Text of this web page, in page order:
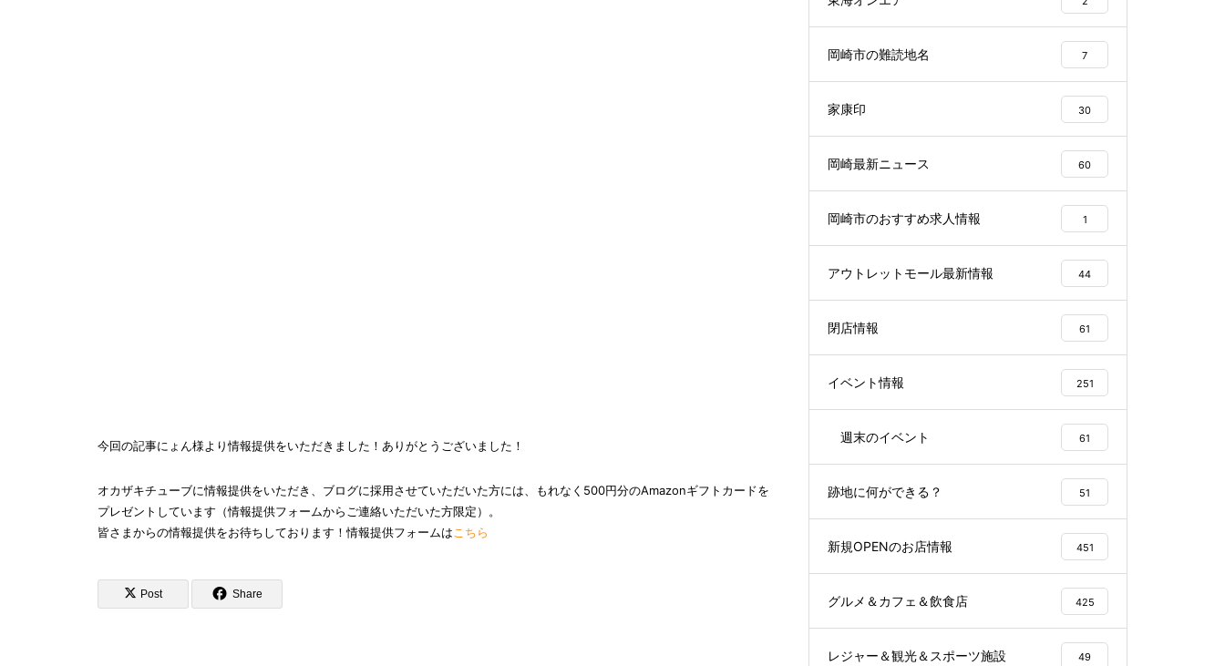
今回の記事にょん様より情報提供をいただきました！ありがとうございました！
オカザキチューブに情報提供をいただき、ブログに採用させていただいた方には、もれなく500円分のAmazonギフトカードを
プレゼントしています（情報提供フォームからご連絡いただいた方限定）。
皆さまからの情報提供をお待ちしております！情報提供フォームはこちら
Post Share
岡崎市の難読地名 7
家康印 30
岡崎最新ニュース 60
岡崎市のおすすめ求人情報 1
アウトレットモール最新情報 44
閉店情報 61
イベント情報 251
週末のイベント 61
跡地に何ができる？ 51
新規OPENのお店情報 451
グルメ＆カフェ＆飲食店 425
レジャー＆観光＆スポーツ施設 49